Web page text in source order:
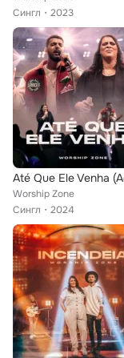
Сингл
2023
Worship Zone
Сингл
2024